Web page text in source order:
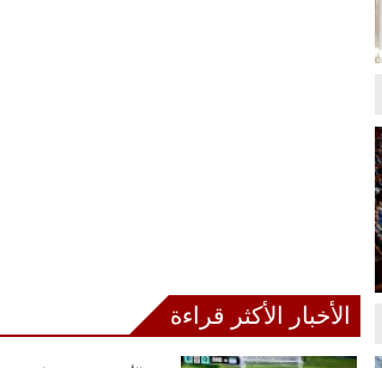
الأخبار الأكثر قراءة